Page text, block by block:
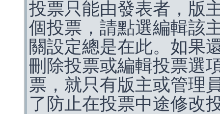
投票只能由發表者，版
個投票，請點選編輯該
關設定總是在此。如果
刪除投票或編輯投票選
票，就只有版主或管理
了防止在投票中途修改